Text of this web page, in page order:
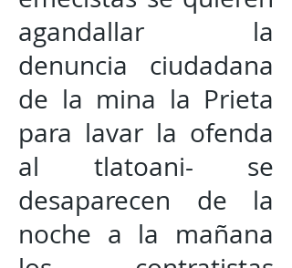
agandallar la
denuncia ciudadana
de la mina la Prieta
para lavar la ofenda
al tlatoani- se
desaparecen de la
noche a la mañana